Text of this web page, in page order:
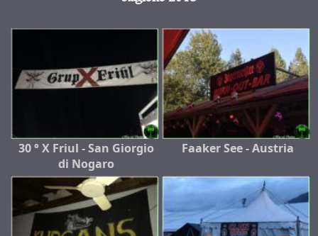
30 ° X Friul - San Giorgio
di Nogaro
Faaker See - Austria